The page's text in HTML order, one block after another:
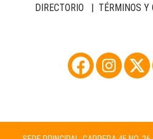
DIRECTORIO
TÉRMINOS Y